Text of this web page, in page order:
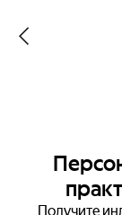
Получите